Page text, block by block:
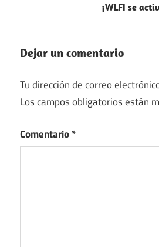
¡WLFI se
Dejar un comentario
Tu dirección de correo
Los campos obligatorios están
Comentario*